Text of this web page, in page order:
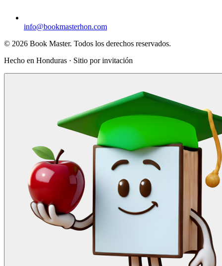
info@bookmasterhon.com
© 2026 Book Master. Todos los derechos reservados.
Hecho en Honduras · Sitio por invitación